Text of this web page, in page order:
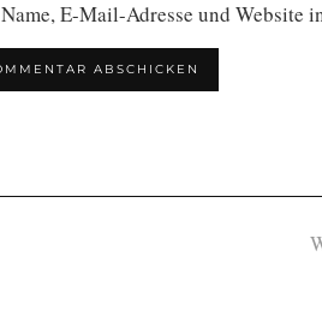
Name, E-Mail-Adresse und Website